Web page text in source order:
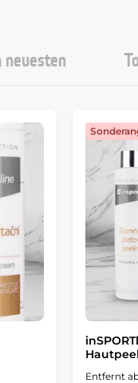
neuesten
Entfernt